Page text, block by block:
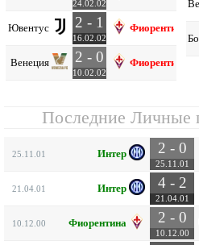
24.02.02
Ювентус 2 - 1
16.02.02
Фиорентина
Венеция 2 - 0
10.02.02
Фиорентина
Последние Личные
25.11.01 Интер 2 - 0
25.11.01
21.04.01 Интер 4 - 2
21.04.01
10.12.00 Фиорентина 2 - 0
10.12.00